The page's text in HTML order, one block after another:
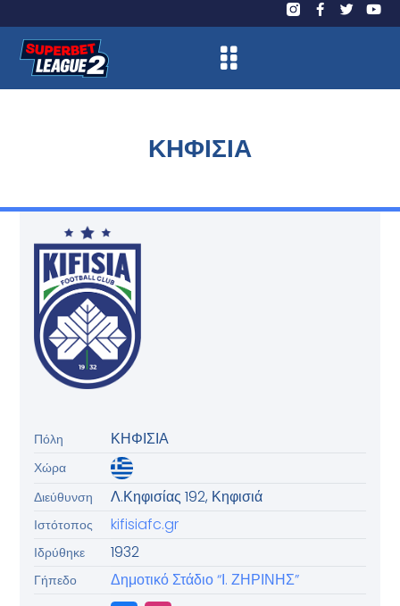
ΚΗΦΙΣΙΑ
Πόλη ΚΗΦΙΣΙΑ
Χώρα
Διεύθυνση
Λ.Κηφισίας 192, Κηφισιά
Ιστότοπος kifisiafc.gr
Ιδρύθηκε 1932
Γήπεδο Δημοτικό Στάδιο “Ι. ΖΗΡΙΝΗΣ”